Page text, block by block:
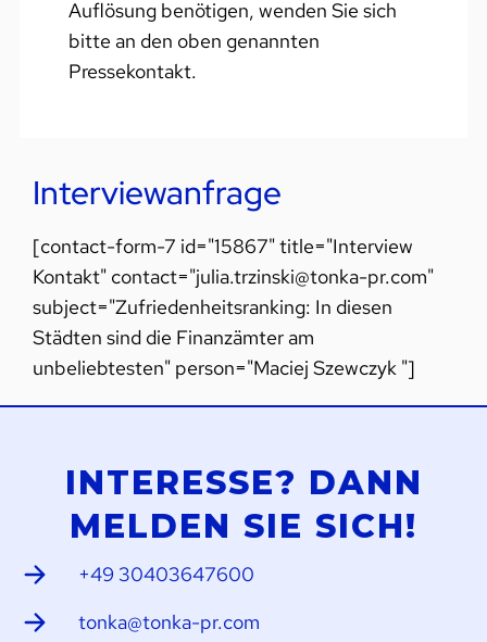
Auflösung benötigen, wenden Sie sich
bitte an den oben genannten
Pressekontakt.
Interviewanfrage
[contact-form-7 id="15867" title="Interview
Kontakt" contact="julia.trzinski@tonka-pr.com"
subject="Zufriedenheitsranking: In diesen
Städten sind die Finanzämter am
unbeliebtesten" person="Maciej Szewczyk "]
INTERESSE? DANN
MELDEN SIE SICH!
+49 30403647600
tonka@tonka-pr.com